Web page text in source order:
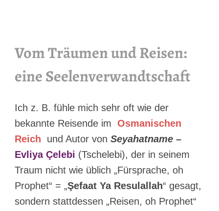
Vom Träumen und Reisen:
eine Seelenverwandtschaft
Ich z. B. fühle mich sehr oft wie der
bekannte Reisende im Osmanischen
Reich
und Autor von Seyahatname –
Evliya Çelebi (Tschelebi), der in seinem
Traum nicht wie üblich „Fürsprache, oh
Prophet“ = „Şefaat Ya Resulallah“ gesagt,
sondern stattdessen „Reisen, oh Prophet“